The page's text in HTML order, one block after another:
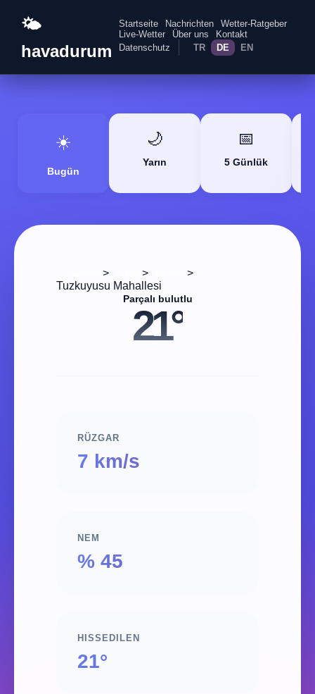
🌤️
havadurum
Startseite Nachrichten
Wetter-Ratgeber
Live-Wetter
Über uns
Kontakt
Datenschutz
TR DE EN
☀️
Bugün
🌙
Yarın
📅
5 Günlük
> >
>
Tuzkuyusu Mahallesi
Parçalı bulutlu
21°
RÜZGAR
7 km/s
NEM
% 45
HISSEDILEN
21°